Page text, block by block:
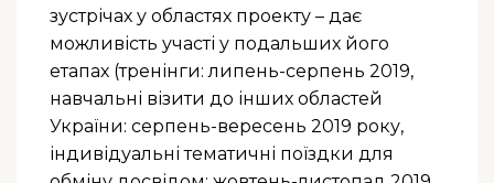
зустрічах у областях проекту – дає
можливість участі у подальших його
етапах (тренінги: липень-серпень 2019,
навчальні візити до інших областей
України: серпень-вересень 2019 року,
індивідуальні тематичні поїздки для